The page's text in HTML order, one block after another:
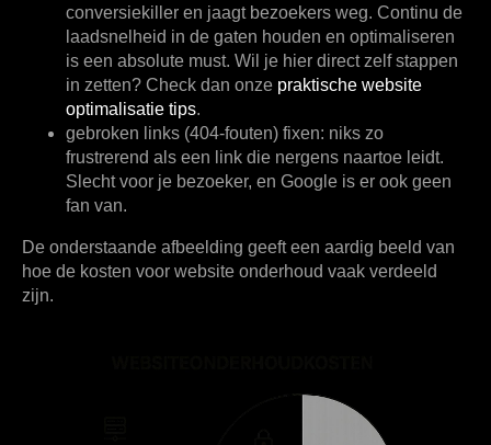
conversiekiller en jaagt bezoekers weg. Continu de
laadsnelheid in de gaten houden en optimaliseren
is een absolute must. Wil je hier direct zelf stappen
in zetten? Check dan onze praktische website
optimalisatie tips.
gebroken links (404-fouten) fixen: niks zo
frustrerend als een link die nergens naartoe leidt.
Slecht voor je bezoeker, en Google is er ook geen
fan van.
De onderstaande afbeelding geeft een aardig beeld van
hoe de kosten voor website onderhoud vaak verdeeld
zijn.